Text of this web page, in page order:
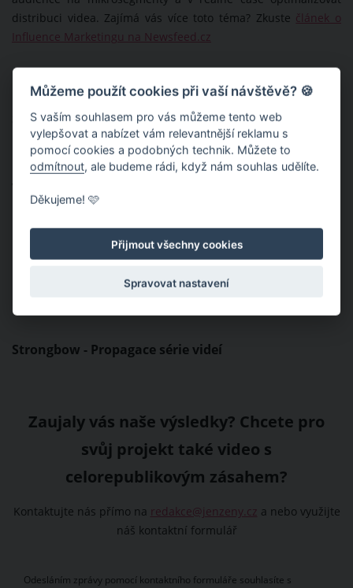
distribuci videa. Zajímá vás více toto téma? Zkuste článek o
Influence Marketingu na Newsfeed.cz
Naše reference
SKYR - uvedení produktu na trh
Video pro NATURHOUSE - vlastní produkce
Podpora eventu Skinchecker (La Roche Possay) -
kontrola znamének
Strongbow - Propagace série videí
Zaujaly vás naše výsledky? Chcete pro
svůj projekt také video s
celorepublikovým zásahem?
Kontaktujte nás přímo na redakce@jenzeny.cz a nebo využijte
náš kontaktní formulář
Odesláním zprávy pomocí kontaktního formuláře souhlasíte s
Můžeme použít cookies při vaší návštěvě? 🍪
S vaším souhlasem pro vás můžeme tento web
vylepšovat a nabízet vám relevantnější reklamu s
pomocí cookies a podobných technik. Můžete to
odmítnout , ale budeme rádi, když nám souhlas udělíte.
Děkujeme! 🩷
Přijmout všechny cookies
Spravovat nastavení